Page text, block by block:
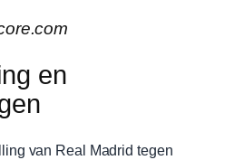
en
van Real Madrid tegen